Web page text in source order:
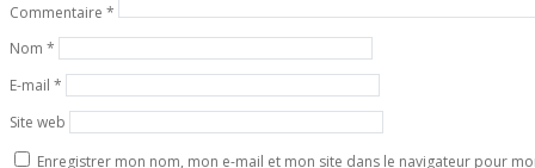
Commentaire *
Nom *
E-mail *
Site web
Enregistrer mon nom, mon e-mail et mon site dans le navigateur pour